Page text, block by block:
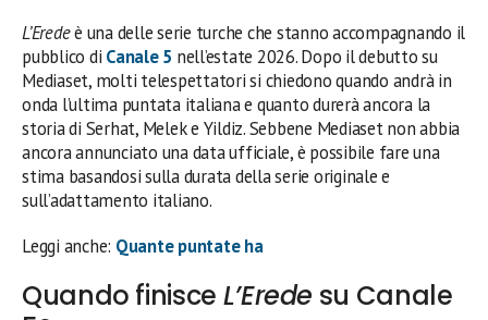
L’Eredeè una delle serie turche che stanno accompagnando il
pubblico di Canale 5 nell’estate 2026. Dopo il debutto su
Mediaset, molti telespettatori si chiedono quando andrà in
onda l’ultima puntata italiana e quanto durerà ancora la
storia di Serhat, Melek e Yildiz. Sebbene Mediaset non abbia
ancora annunciato una data ufficiale, è possibile fare una
stima basandosi sulla durata della serie originale e
sull’adattamento italiano.
Leggi anche: Quante puntate ha
Quando finisce L’Erede su Canale